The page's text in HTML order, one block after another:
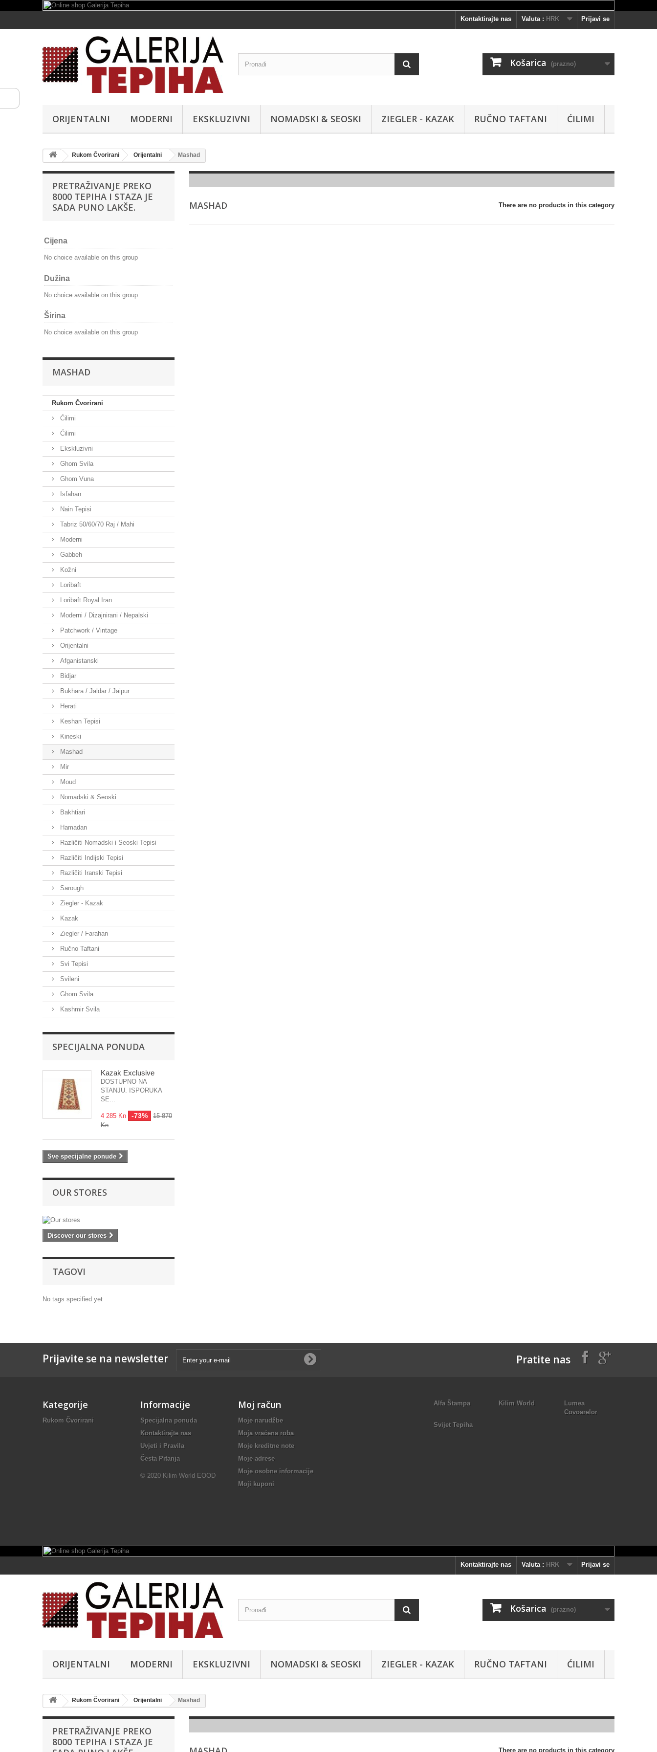
Prijavi se
Valuta : HRK
Kontaktirajte nas
Košarica (prazno)
ORIJENTALNI MODERNI EKSKLUZIVNI NOMADSKI & SEOSKI ZIEGLER - KAZAK RUČNO TAFTANI ĆILIMI
Rukom Čvorirani Orijentalni Mashad
PRETRAŽIVANJE PREKO
8000 TEPIHA I STAZA JE
SADA PUNO LAKŠE.
Cijena
No choice available on this group
Dužina
No choice available on this group
Širina
No choice available on this group
MASHAD
Rukom Čvorirani
Ćilimi
Ćilimi
Ekskluzivni
Ghom Svila
Ghom Vuna
Isfahan
Nain Tepisi
Tabriz 50/60/70 Raj / Mahi
Moderni
Gabbeh
Kožni
Loribaft
Loribaft Royal Iran
Moderni / Dizajnirani / Nepalski
Patchwork / Vintage
Orijentalni
Afganistanski
Bidjar
Bukhara / Jaldar / Jaipur
Herati
Keshan Tepisi
Kineski
Mashad
Mir
Moud
Nomadski & Seoski
Bakhtiari
Hamadan
Različiti Nomadski i Seoski Tepisi
Različiti Indijski Tepisi
Različiti Iranski Tepisi
Sarough
Ziegler - Kazak
Kazak
Ziegler / Farahan
Ručno Taftani
Svi Tepisi
Svileni
Ghom Svila
Kashmir Svila
SPECIJALNA PONUDA
Kazak Exclusive
DOSTUPNO NA
STANJU. ISPORUKA
SE...
4 285 Kn -73%
15 870
Kn
Sve specijalne ponude
OUR STORES
Discover our stores
TAGOVI
No tags specified yet
MASHAD There are no products in this category
Prijavite se na newsletter Pratite nas
Kategorije
Rukom Čvorirani
Informacije
Specijalna ponuda
Kontaktirajte nas
Uvjeti i Pravila
Česta Pitanja
© 2020 Kilim World EOOD
Moj račun
Moje narudžbe
Moja vraćena roba
Moje kreditne note
Moje adrese
Moje osobne informacije
Moji kuponi
Alfa Štampa Kilim World
Lumea
Covoarelor
Svijet Tepiha
Prijavi se
Valuta : HRK
Kontaktirajte nas
Košarica (prazno)
ORIJENTALNI MODERNI EKSKLUZIVNI NOMADSKI & SEOSKI ZIEGLER - KAZAK RUČNO TAFTANI ĆILIMI
Rukom Čvorirani Orijentalni Mashad
PRETRAŽIVANJE PREKO
8000 TEPIHA I STAZA JE
There are no products in this category